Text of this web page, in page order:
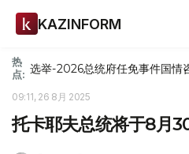
KAZINFORM
热
点: 选举-2026总统府任免事件国情
09:11, 26 8月 2025
托卡耶夫总统将于8月